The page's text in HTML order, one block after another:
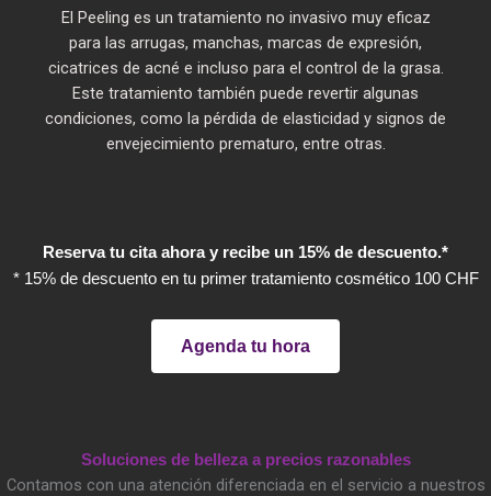
El Peeling es un tratamiento no invasivo muy eficaz
para las arrugas, manchas, marcas de expresión,
cicatrices de acné e incluso para el control de la grasa.
Este tratamiento también puede revertir algunas
condiciones, como la pérdida de elasticidad y signos de
envejecimiento prematuro, entre otras.
Reserva tu cita ahora y recibe un 15% de descuento.*
* 15% de descuento en tu primer tratamiento cosmético 100 CHF
Agenda tu hora
Soluciones de belleza a precios razonables
Contamos con una atención diferenciada en el servicio a nuestros